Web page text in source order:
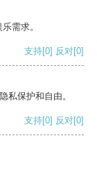
需求。
支持[0] 反对[0]
私保护和自由。
支持[0] 反对[0]